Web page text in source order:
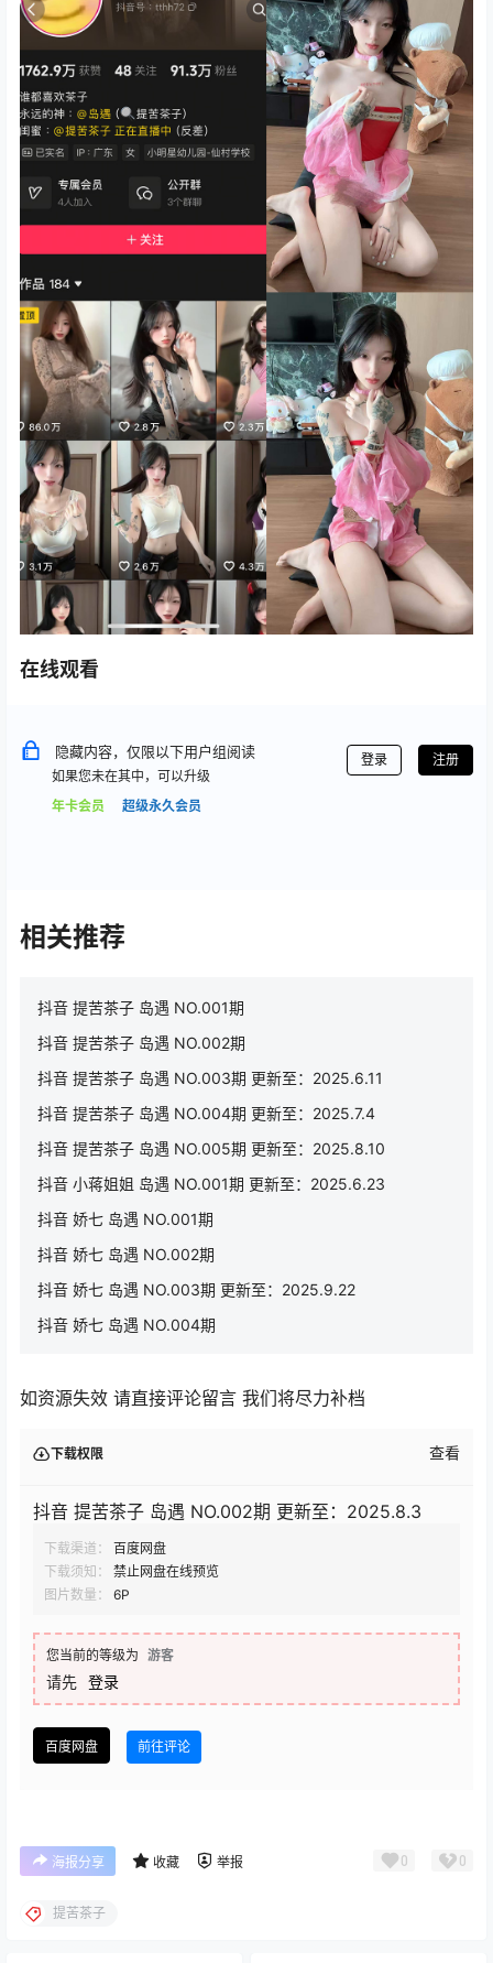
在线观看
隐藏内容，仅限以下用户组阅读
如果您未在其中，可以升级
年卡会员
超级永久会员
登录 注册
相关推荐
抖音 提苦茶子 岛遇 NO.001期
抖音 提苦茶子 岛遇 NO.002期
抖音 提苦茶子 岛遇 NO.003期 更新至：2025.6.11
抖音 提苦茶子 岛遇 NO.004期 更新至：2025.7.4
抖音 提苦茶子 岛遇 NO.005期 更新至：2025.8.10
抖音 小蒋姐姐 岛遇 NO.001期 更新至：2025.6.23
抖音 娇七 岛遇 NO.001期
抖音 娇七 岛遇 NO.002期
抖音 娇七 岛遇 NO.003期 更新至：2025.9.22
抖音 娇七 岛遇 NO.004期
如资源失效 请直接评论留言 我们将尽力补档
下载权限 查看
抖音 提苦茶子 岛遇 NO.002期 更新至：2025.8.3
下载渠道：
百度网盘
下载须知：
禁止网盘在线预览
图片数量：
6P
您当前的等级为 游客
请先 登录
百度网盘 前往评论
海报分享 收藏 举报 0 0
提苦茶子